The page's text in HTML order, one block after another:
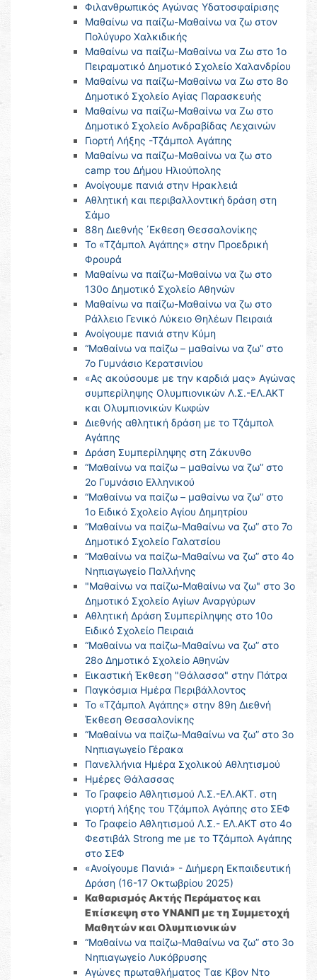
Φιλανθρωπικός Αγώνας Υδατοσφαίρισης
Μαθαίνω να παίζω-Μαθαίνω να ζω στον
Πολύγυρο Χαλκιδικής
Μαθαίνω να παίζω-Μαθαίνω να Ζω στο 1ο
Πειραματικό Δημοτικό Σχολείο Χαλανδρίου
Μαθαίνω να παίζω-Μαθαίνω να Ζω στο 8ο
Δημοτικό Σχολείο Αγίας Παρασκευής
Μαθαίνω να παίζω-Μαθαίνω να Ζω στο
Δημοτικό Σχολείο Ανδραβίδας Λεχαινών
Γιορτή Λήξης -Τζάμπολ Αγάπης
Μαθαίνω να παίζω-Μαθαίνω να ζω στο
camp του Δήμου Ηλιούπολης
Ανοίγουμε πανιά στην Ηρακλειά
Αθλητική και περιβαλλοντική δράση στη
Σάμο
88η Διεθνής ΄Εκθεση Θεσσαλονίκης
Το «Τζάμπολ Αγάπης» στην Προεδρική
Φρουρά
Μαθαίνω να παίζω-Μαθαίνω να ζω στο
130ο Δημοτικό Σχολείο Αθηνών
Μαθαίνω να παίζω-Μαθαίνω να ζω στο
Ράλλειο Γενικό Λύκειο Θηλέων Πειραιά
Ανοίγουμε πανιά στην Κύμη
“Μαθαίνω να παίζω – μαθαίνω να ζω” στο
7ο Γυμνάσιο Κερατσινίου
«Ας ακούσουμε με την καρδιά μας» Αγώνας
συμπερίληψης Ολυμπιονικών Λ.Σ.-ΕΛ.ΑΚΤ
και Ολυμπιονικών Κωφών
Διεθνής αθλητική δράση με το Τζάμπολ
Αγάπης
Δράση Συμπερίληψης στη Ζάκυνθο
“Μαθαίνω να παίζω – μαθαίνω να ζω” στο
2ο Γυμνάσιο Ελληνικού
“Μαθαίνω να παίζω – μαθαίνω να ζω” στο
1ο Ειδικό Σχολείο Αγίου Δημητρίου
“Μαθαίνω να παίζω-Μαθαίνω να ζω” στο 7ο
Δημοτικό Σχολείο Γαλατσίου
“Μαθαίνω να παίζω-Μαθαίνω να ζω” στο 4ο
Νηπιαγωγείο Παλλήνης
"Μαθαίνω να παίζω-Μαθαίνω να ζω" στο 3ο
Δημοτικό Σχολείο Αγίων Αναργύρων
Αθλητική Δράση Συμπερίληψης στο 10ο
Ειδικό Σχολείο Πειραιά
“Μαθαίνω να παίζω-Μαθαίνω να ζω” στο
28ο Δημοτικό Σχολείο Αθηνών
Εικαστική Έκθεση "Θάλασσα" στην Πάτρα
Παγκόσμια Ημέρα Περιβάλλοντος
Το «Τζάμπολ Αγάπης» στην 89η Διεθνή
Έκθεση Θεσσαλονίκης
“Μαθαίνω να παίζω-Μαθαίνω να ζω” στο 3ο
Νηπιαγωγείο Γέρακα
Πανελλήνια Ημέρα Σχολικού Αθλητισμού
Ημέρες Θάλασσας
Το Γραφείο Αθλητισμού Λ.Σ.-ΕΛ.ΑΚΤ. στη
γιορτή λήξης του Τζάμπολ Αγάπης στο ΣΕΦ
Το Γραφείο Αθλητισμού Λ.Σ.- ΕΛ.ΑΚΤ στο 4ο
Φεστιβάλ Strong me με το Τζάμπολ Αγάπης
στο ΣΕΦ
«Ανοίγουμε Πανιά» - Διήμερη Εκπαιδευτική
Δράση (16-17 Οκτωβρίου 2025)
Καθαρισμός Ακτής Περάματος και
Επίσκεψη στο ΥΝΑΝΠ με τη Συμμετοχή
Μαθητών και Ολυμπιονικών
“Μαθαίνω να παίζω-Μαθαίνω να ζω” στο 3ο
Νηπιαγωγείο Λυκόβρυσης
Αγώνες πρωταθλήματος Tαε Κβον Ντο